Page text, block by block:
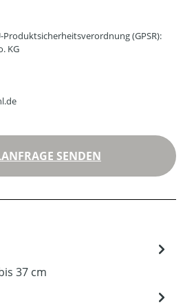
(GPSR):
KG
SENDEN
37 cm